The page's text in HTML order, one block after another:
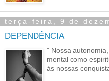
terça-feira, 9 de
DEPENDÊNCIA
" Nossa
mental como
às nossas